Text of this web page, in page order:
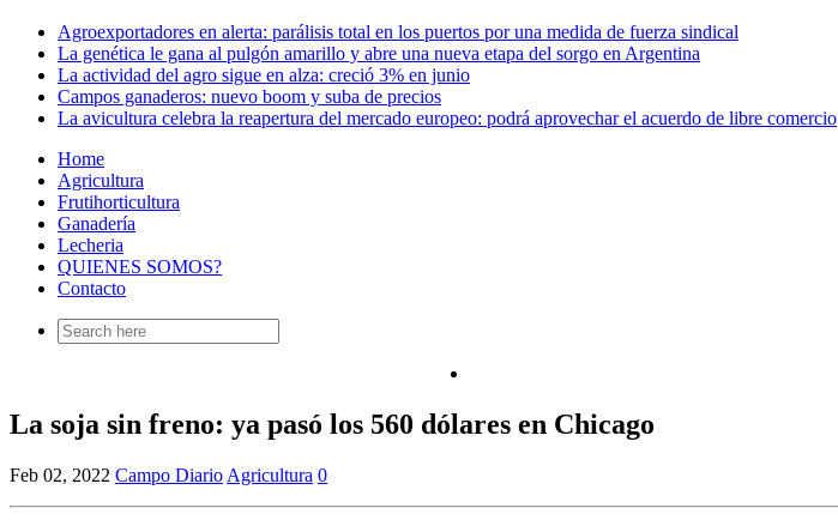
Agroexportadores en alerta: parálisis total en los puertos por una medida de fuerza sindical
La genética le gana al pulgón amarillo y abre una nueva etapa del sorgo en Argentina
La actividad del agro sigue en alza: creció 3% en junio
Campos ganaderos: nuevo boom y suba de precios
La avicultura celebra la reapertura del mercado europeo: podrá aprovechar el acuerdo de libre comercio
Home
Agricultura
Frutihorticultura
Ganadería
Lecheria
QUIENES SOMOS?
Contacto
Search
for:
La soja sin freno: ya pasó los 560 dólares en Chicago
Feb 02, 2022 Campo Diario Agricultura 0